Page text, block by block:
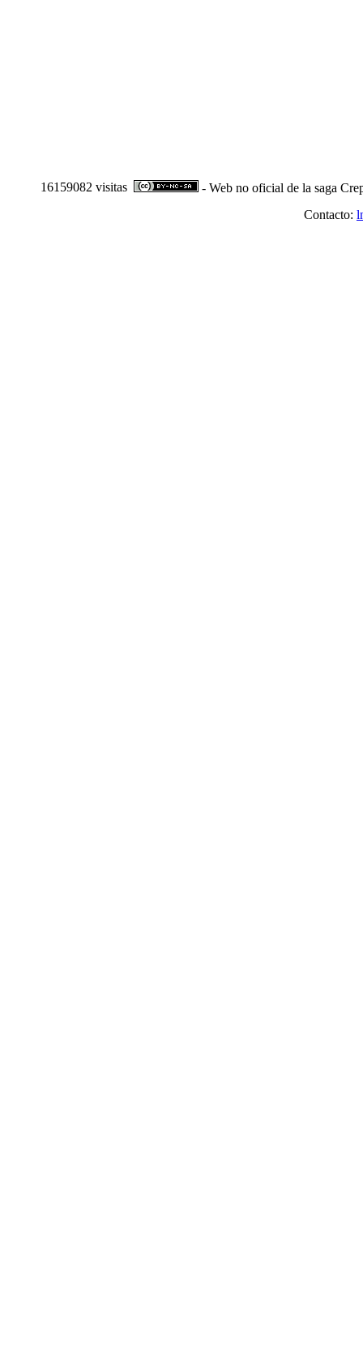
16159082 visitas
- Web no oficial de la saga
Contacto: